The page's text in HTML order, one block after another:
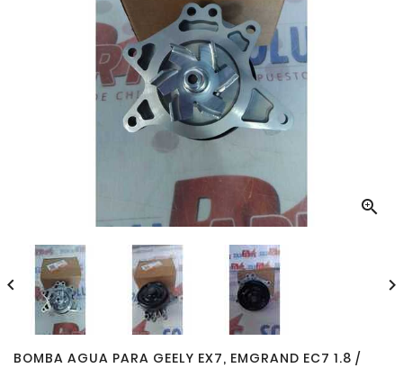

 
BOMBA AGUA PARA GEELY EX7, EMGRAND EC7 1.8 /